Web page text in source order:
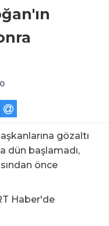
gözaltı
dün başlamadı,
önce
Haber'de